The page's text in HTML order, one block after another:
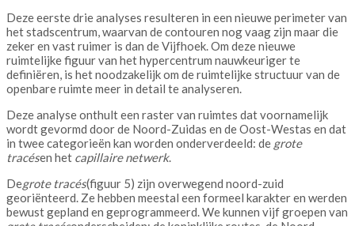
Deze eerste drie analyses resulteren in een nieuwe perimeter van
het stadscentrum, waarvan de contouren nog vaag zijn maar die
zeker en vast ruimer is dan de Vijfhoek. Om deze nieuwe
ruimtelijke figuur van het hypercentrum nauwkeuriger te
definiëren, is het noodzakelijk om de ruimtelijke structuur van de
openbare ruimte meer in detail te analyseren.
Deze analyse onthult een raster van ruimtes dat voornamelijk
wordt gevormd door de Noord-Zuidas en de Oost-Westas en dat
in twee categorieën kan worden onderverdeeld: de grote
tracésen het capillaire netwerk.
Degrote tracés(figuur 5) zijn overwegend noord-zuid
georiënteerd. Ze hebben meestal een formeel karakter en werden
bewust gepland en geprogrammeerd. We kunnen vijf groepen van